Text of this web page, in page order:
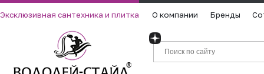
Эксклюзивная сантехника и плитка О компании Бренды